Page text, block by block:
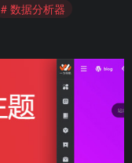
# 数据分析器